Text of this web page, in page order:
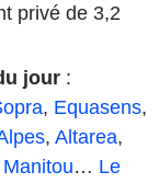
privé de 3,2
jour :
, Equasens,
, Altarea,
Manitou… Le